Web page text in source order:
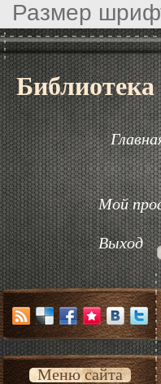
Размер
Мой
Выход
Меню сайта